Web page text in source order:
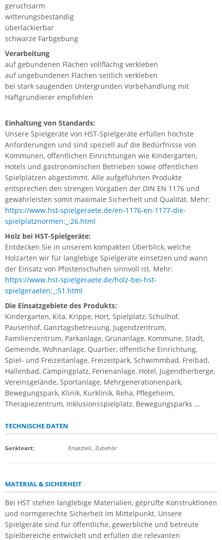
geruchsarm
witterungsbeständig
überlackierbar
schwarze Farbgebung
Verarbeitung
auf gebundenen Flächen vollflächig verkleben
auf ungebundenen Flächen seitlich verkleben
bei stark saugenden Untergründen Vorbehandlung mit
Haftgrundierer empfohlen
Einhaltung von Standards:
Unsere Spielgeräte von HST-Spielgeräte erfüllen höchste
Anforderungen und sind speziell auf die Bedürfnisse von
Kommunen, öffentlichen Einrichtungen wie Kindergärten,
Hotels und gastronomischen Betrieben sowie öffentlichen
Spielplätzen abgestimmt. Alle aufgeführten Produkte
entsprechen den strengen Vorgaben der DIN EN 1176 und
gewährleisten somit maximale Sicherheit und Qualität. Mehr:
https://www.hst-spielgeraete.de/en-1176-en-1177-die-
spielplatznormen:_:26.html
Holz bei HST-Spielgeräte:
Entdecken Sie in unserem kompakten Überblick, welche
Holzarten wir für langlebige Spielgeräte einsetzen und wann
der Einsatz von Pfostenschuhen sinnvoll ist. Mehr:
https://www.hst-spielgeraete.de/holz-bei-hst-
spielgeraeten:_:51.html
Die Einsatzgebiete des Produkts:
Kindergarten, Kita, Krippe, Hort, Spielplatz, Schulhof,
Pausenhof, Ganztagsbetreuung, Jugendzentrum,
Familienzentrum, Parkanlage, Grünanlage, Kommune, Stadt,
Gemeinde, Wohnanlage, Quartier, öffentliche Einrichtung,
Spiel- und Freizeitanlage, Freizeitpark, Schwimmbad, Freibad,
Hallenbad, Campingplatz, Ferienanlage, Hotel, Jugendherberge,
Vereinsgelände, Sportanlage, Mehrgenerationenpark,
Bewegungspark, Klinik, Kurklinik, Reha, Pflegeheim,
Therapiezentrum, Inklusionsspielplatz, Bewegungsparks ...
TECHNISCHE DATEN
Geräteart: Ersatzteil Zubehör
MATERIAL & SICHERHEIT
Bei HST stehen langlebige Materialien, geprüfte Konstruktionen
und normgerechte Sicherheit im Mittelpunkt. Unsere
Spielgeräte sind für öffentliche, gewerbliche und betreute
Spielbereiche entwickelt und erfüllen die relevanten